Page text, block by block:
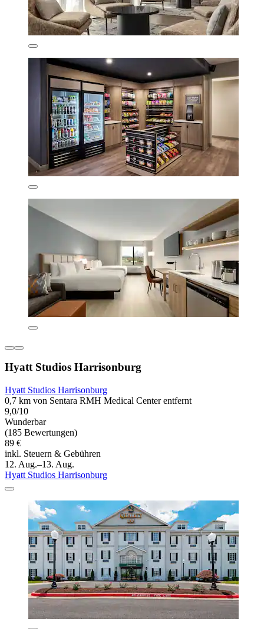
Hyatt Studios Harrisonburg
Hyatt Studios Harrisonburg
0,7 km von Sentara RMH Medical Center entfernt
9,0/10
Wunderbar
(185 Bewertungen)
89 €
inkl. Steuern & Gebühren
12. Aug.–13. Aug.
Hyatt Studios Harrisonburg